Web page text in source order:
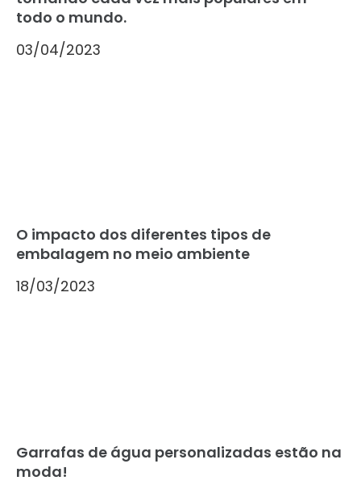
todo o mundo.
03/04/2023
O impacto dos diferentes tipos de
embalagem no meio ambiente
18/03/2023
Garrafas de água personalizadas estão na
moda!